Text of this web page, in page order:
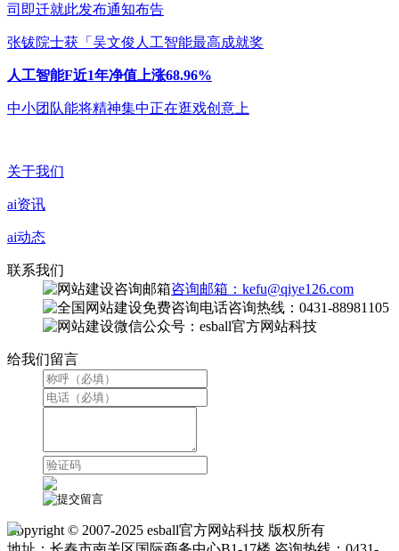
司即迁就此发布通知布告
张钹院士获「吴文俊人工智能最高成就奖
人工智能F近1年净值上涨68.96%
中小团队能将精神集中正在逛戏创意上
关于我们
ai资讯
ai动态
联系我们
咨询邮箱：kefu@qiye126.com
咨询热线：0431-88981105
微信公众号：esball官方网站科技
给我们留言
Copyright © 2007-2025 esball官方网站科技 版权所有